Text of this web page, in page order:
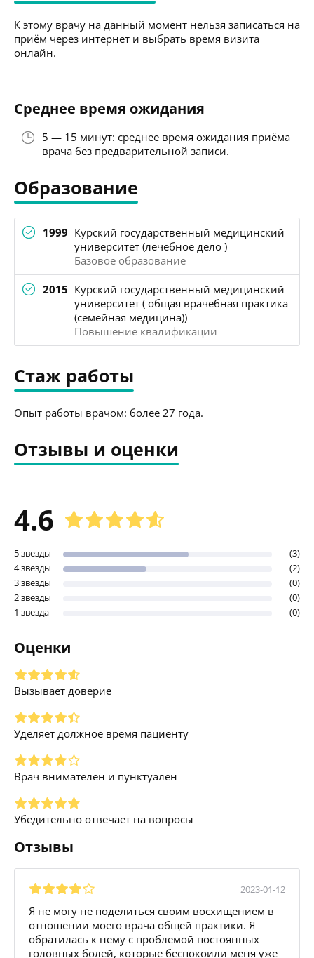
К этому врачу на данный момент нельзя записаться на
приём через интернет и выбрать время визита
онлайн.
Среднее время ожидания
5 — 15 минут: среднее время ожидания приёма
врача без предварительной записи.
Образование
1999 Курский государственный медицинский
университет (лечебное дело )
Базовое образование
2015 Курский государственный медицинский
университет ( общая врачебная практика
(семейная медицина))
Повышение квалификации
Стаж работы
Опыт работы врачом: более 27 года.
Отзывы и оценки
4.6
5 звезды
(3)
4 звезды
(2)
3 звезды
(0)
2 звезды
(0)
1 звезда
(0)
Оценки
Вызывает доверие
Уделяет должное время пациенту
Врач внимателен и пунктуален
Убедительно отвечает на вопросы
Отзывы
2023-01-12
Я не могу не поделиться своим восхищением в
отношении моего врача общей практики. Я
обратилась к нему с проблемой постоянных
головных болей, которые беспокоили меня уже